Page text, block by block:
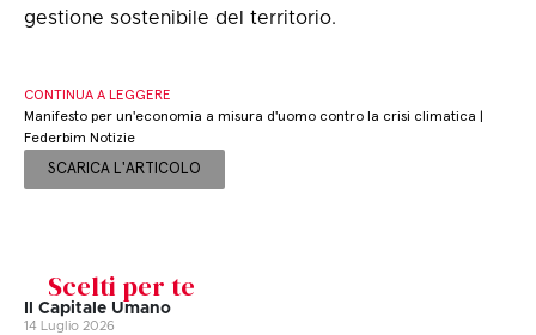
gestione sostenibile del territorio.
CONTINUA A LEGGERE
Manifesto per un'economia a misura d'uomo contro la crisi climatica |
Federbim Notizie
SCARICA L'ARTICOLO
Scelti per te
Il Capitale Umano
14 Luglio 2026